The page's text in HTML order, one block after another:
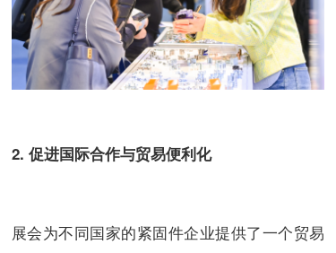
2. 促进国际合作与贸易便利化
展会为不同国家的紧固件企业提供了一个贸易